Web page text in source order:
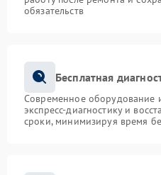
обязательств
Бесплатная
Современное оборудование
экспресс-диагностику и
сроки, минимизируя время